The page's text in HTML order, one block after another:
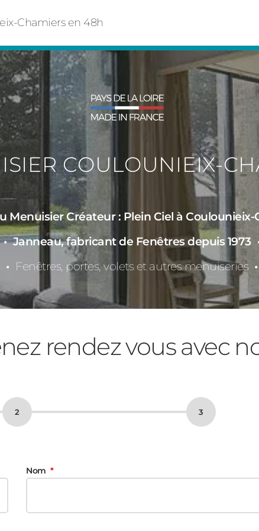
Chamiers en 48h
COULOUNIEIX-
Menuisier Créateur : Plein Ciel à
Janneau, fabricant de Fenêtres depuis 1973
Fenêtres, portes, volets et autres menuiseries
rendez vous avec
Nom